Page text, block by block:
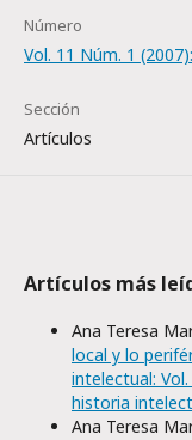
Número
Vol. 11 Núm. 1
Sección
Artículos
Artículos más
Ana Teresa
local y lo
intelectual:
historia
Ana Teresa